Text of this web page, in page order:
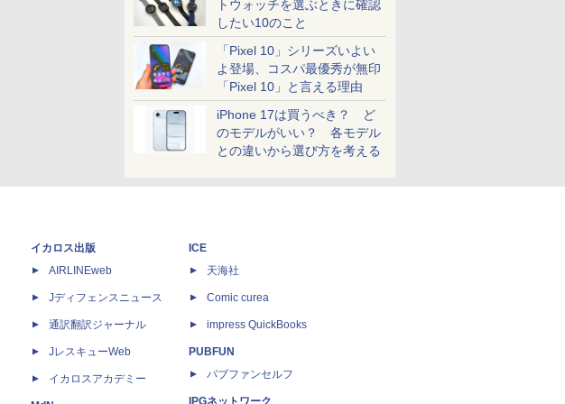
トウォッチを選ぶときに確認
したい10のこと
「Pixel 10」シリーズいよい
よ登場、コスパ最優秀が無印
「Pixel 10」と言える理由
iPhone 17は買うべき？ ど
のモデルがいい？ 各モデル
との違いから選び方を考える
イカロス出版
AIRLINEweb
Jディフェンスニュース
通訳翻訳ジャーナル
JレスキューWeb
イカロスアカデミー
ICE
天海社
Comic curea
impress QuickBooks
PUBFUN
パブファンセルフ
IPGネットワーク